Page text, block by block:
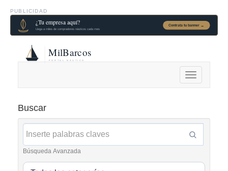
PUBLICIDAD
Alternar
navegación
Buscar
Búsqueda Avanzada